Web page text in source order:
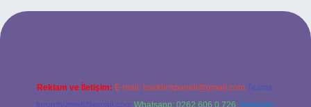
giriş
Reklam ve İletişim: E-mail: backlinkpaneli@gmail.com Teams:
forumhizmeti@gmail.com Whatsapp: 0262 606 0 726 Telegram: